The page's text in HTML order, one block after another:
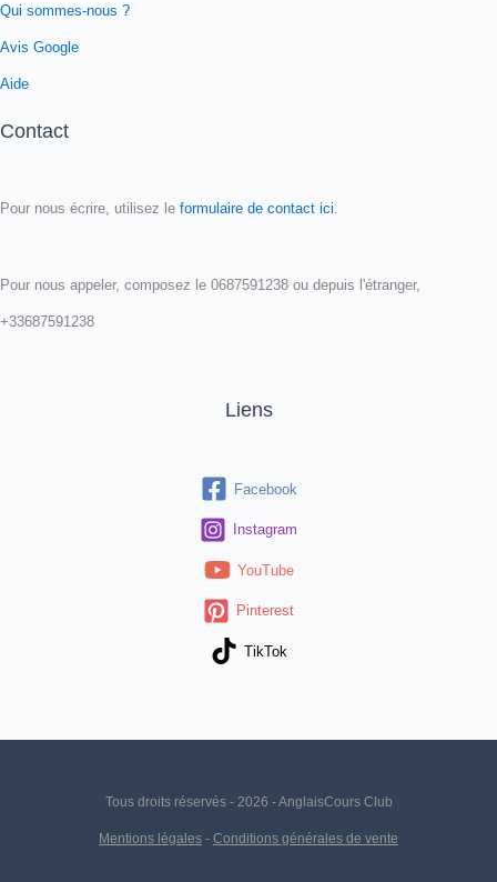
Qui sommes-nous ?
Avis Google
Aide
Contact
Pour nous écrire, utilisez le formulaire de contact ici
Pour nous appeler, composez le 0687591238 ou depuis l'étranger,
+33687591238
Liens
Facebook
Instagram
YouTube
Pinterest
TikTok
Tous droits réservés - 2026 - AnglaisCours Club
Mentions légales - Conditions générales de vente